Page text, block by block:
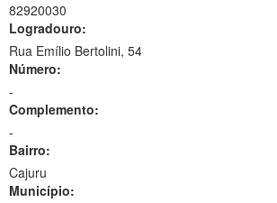
82920030
Logradouro:
Rua Emílio Bertolini, 54
Número:
-
Complemento:
-
Bairro:
Cajuru
Município: